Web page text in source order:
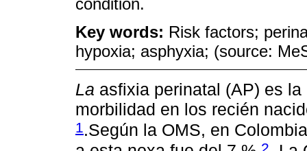
Key words: Risk factors;
hypoxia; asphyxia; (source:
La asfixia perinatal (AP) es
morbilidad en los recién
1.Según la OMS, en